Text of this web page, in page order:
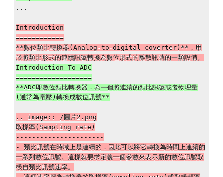
...
Introduction
============
**數位類比轉換器(Analog-to-digital coverter)**，用
Introduction To ADC
===================
**ADC即數位類比轉換器，為一個將連續的類比訊號或者物理量
.. image:: /圖片2.png
取樣率(Sampling rate)
----------------------
- 類比訊號在時域上是連續的，因此可以將它轉換為時間上連續的
一系列數位訊號。這樣就要求定義一個參數來表示新的數位訊號取
樣自類比訊號速率。